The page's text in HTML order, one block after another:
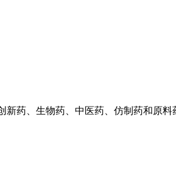
药、生物药、中医药、仿制药和原料